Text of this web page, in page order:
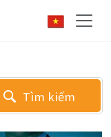
Tìm kiếm